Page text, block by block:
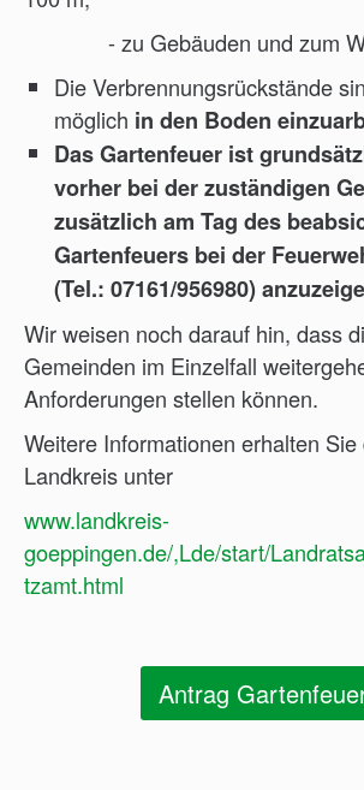
- zu Gebäuden und zum
Die Verbrennungsrückstände
möglich in den Boden
Das Gartenfeuer ist
vorher bei der zuständigen
zusätzlich am Tag des
Gartenfeuers bei der
(Tel.: 07161/956980)
Wir weisen noch darauf hin, dass
Gemeinden im Einzelfall
Anforderungen stellen können.
Weitere Informationen erhalten Sie
Landkreis unter
www.landkreis-
goeppingen.de/,Lde/start/
tzamt.html
Antrag